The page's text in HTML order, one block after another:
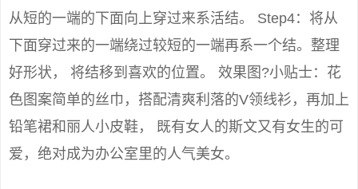
从短的一端的下面向上穿过来系活结。 Step4：将从
下面穿过来的一端绕过较短的一端再系一个结。整理
好形状， 将结移到喜欢的位置。 效果图?小贴士：花
色图案简单的丝巾，搭配清爽利落的V领线衫，再加上
铅笔裙和丽人小皮鞋， 既有女人的斯文又有女生的可
爱，绝对成为办公室里的人气美女。